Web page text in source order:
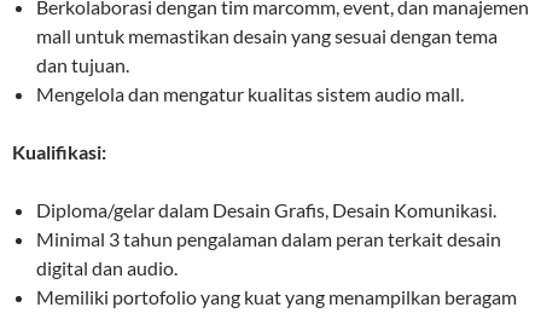
Berkolaborasi dengan tim marcomm, event, dan manajemen
mall untuk memastikan desain yang sesuai dengan tema
dan tujuan.
Mengelola dan mengatur kualitas sistem audio mall.
Kualifikasi:
Diploma/gelar dalam Desain Grafis, Desain Komunikasi.
Minimal 3 tahun pengalaman dalam peran terkait desain
digital dan audio.
Memiliki portofolio yang kuat yang menampilkan beragam